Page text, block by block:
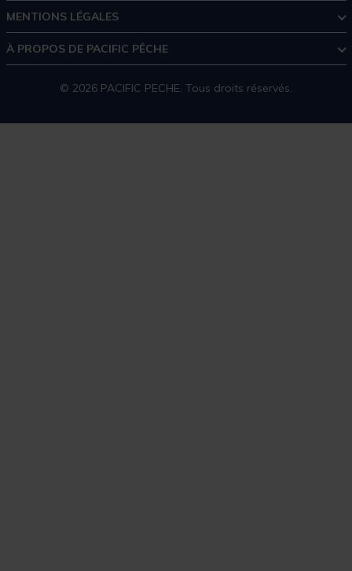
MENTIONS LÉGALES
À PROPOS DE PACIFIC PÊCHE
© 2026 PACIFIC PECHE. Tous droits réservés.